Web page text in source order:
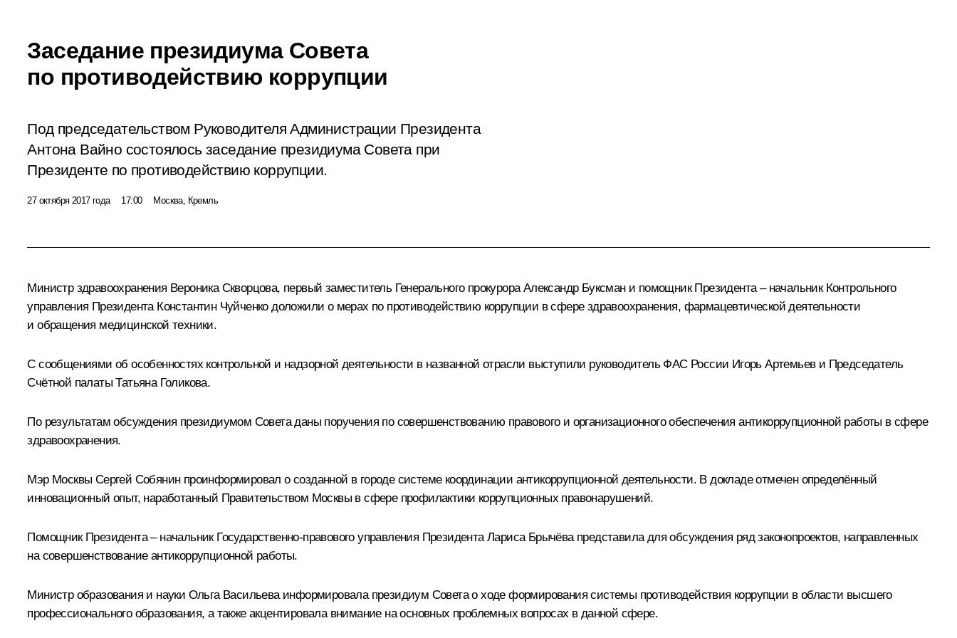
Заседание президиума Совета
по противодействию коррупции
Под председательством Руководителя Администрации Президента
Антона Вайно состоялось заседание президиума Совета при
Президенте по противодействию коррупции.
27 октября 2017 года 17:00 Москва, Кремль
Министр здравоохранения Вероника Скворцова, первый заместитель Генерального прокурора Александр Буксман и помощник Президента – начальник Контрольного
управления Президента Константин Чуйченкодоложили о мерах по противодействию коррупции в сфере здравоохранения, фармацевтической деятельности
и обращения медицинской техники.
С сообщениями об особенностях контрольной и надзорной деятельности в названной отрасли выступили руководитель ФАС России Игорь Артемьеви Председатель
Счётной палатыТатьяна Голикова.
По результатам обсуждения президиумом Совета даны поручения по совершенствованию правового и организационного обеспечения антикоррупционной работы в сфере
здравоохранения.
Мэр Москвы Сергей Собянинпроинформировал о созданной в городе системе координации антикоррупционной деятельности. В докладе отмечен определённый
инновационный опыт, наработанный Правительством Москвы в сфере профилактики коррупционных правонарушений.
Помощник Президента – начальник Государственно-правового управления Президента Лариса Брычёвапредставила для обсуждения ряд законопроектов, направленных
на совершенствование антикоррупционной работы.
Министр образования и науки Ольга Васильеваинформировала президиум Совета о ходе формирования системы противодействия коррупции в области высшего
профессионального образования, а также акцентировала внимание на основных проблемных вопросах в данной сфере.